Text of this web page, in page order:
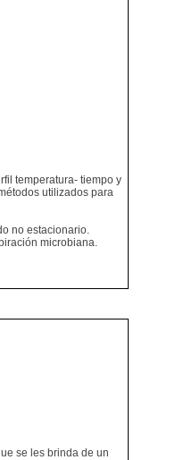
temperatura- tiempo y
utilizados para
no estacionario.
microbiana.
se les brinda de un